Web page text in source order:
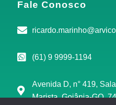
Fale Conosco
(61) 9 9999-1194
Avenida D, n° 419,
Marista, Goiânia-GO,